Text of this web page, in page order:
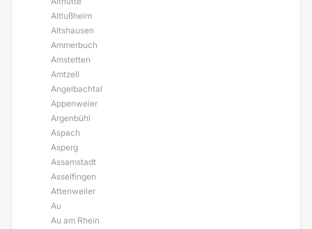
Altlußheim
Altshausen
Ammerbuch
Amstetten
Amtzell
Angelbachtal
Appenweier
Argenbühl
Aspach
Asperg
Assamstadt
Asselfingen
Attenweiler
Au
Au am Rhein